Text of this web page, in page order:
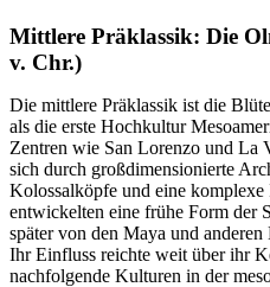
Mittlere Präklassik: Die
v. Chr.)
Die mittlere Präklassik ist die
als die erste Hochkultur
Zentren wie San Lorenzo und La
sich durch großdimensionierte
Kolossalköpfe und eine
entwickelten eine frühe Form der
später von den Maya und
Ihr Einfluss reichte weit über ihr
nachfolgende Kulturen in der